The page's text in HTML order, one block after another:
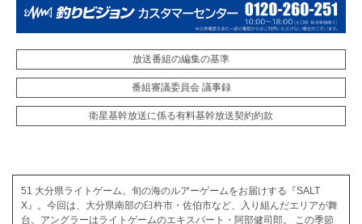
放送番組の編集の基準
番組審議委員会 議事録
衛星基幹放送に係る有料基幹放送契約約款
51 大分県ライトゲーム。旬の海のルアーゲームをお届けする『SALT
X』。今回は、大分県南部の臼杵市・佐伯市など、入り組んだエリアが舞
台。アングラーはライトゲームのエキスパート・阿部健司郎。 この季節